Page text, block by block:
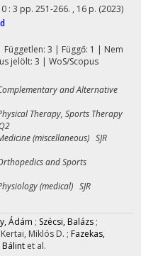
: 3 pp. 251-266. , 16 p. (2023)
3 | Függő: 1 | Nem
jelölt: 3 | WoS/Scopus
and Alternative
Therapy, Sports Therapy
(miscellaneous) SJR
and Sports
(medical) SJR
Ádám ; Szécsi, Balázs ;
Kertai, Miklós D. ; Fazekas,
Bálint et al.